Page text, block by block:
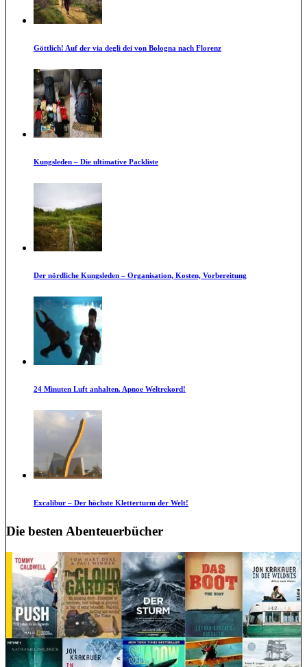
Göttlich! Auf der via degli dei von Bologna nach Florenz
Kungsleden – Die ultimative Packliste
Der nördliche Kungsleden – Organisation, Kosten, Vorbereitung
24 Minuten Luft anhalten. Apnoe Weltrekord!
Excalibur – Der höchste Kletterturm der Welt!
Die besten Abenteuerbücher